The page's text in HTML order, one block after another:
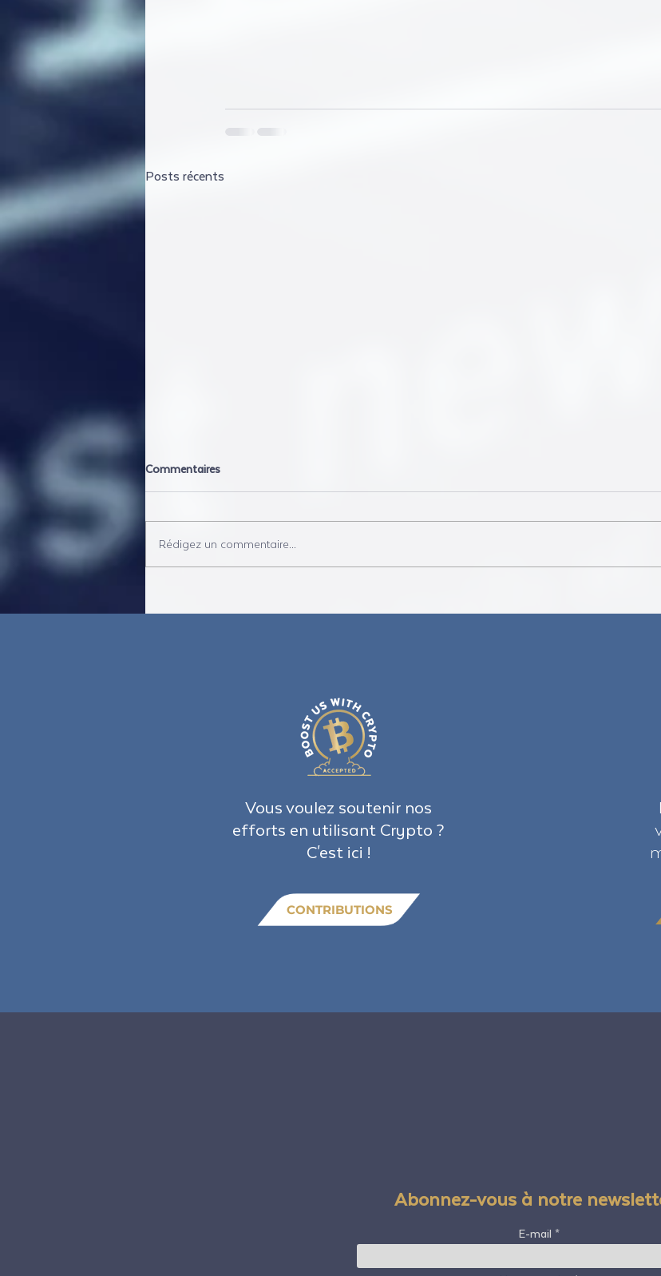
Posts récents
remove travel restrictions was
Commentaires
Rédigez un commentaire...
Vous voulez soutenir nos
efforts en utilisant Crypto ?
C'est ici !
CONTRIBUTIONS
Abonnez-vous à notre
E-mail